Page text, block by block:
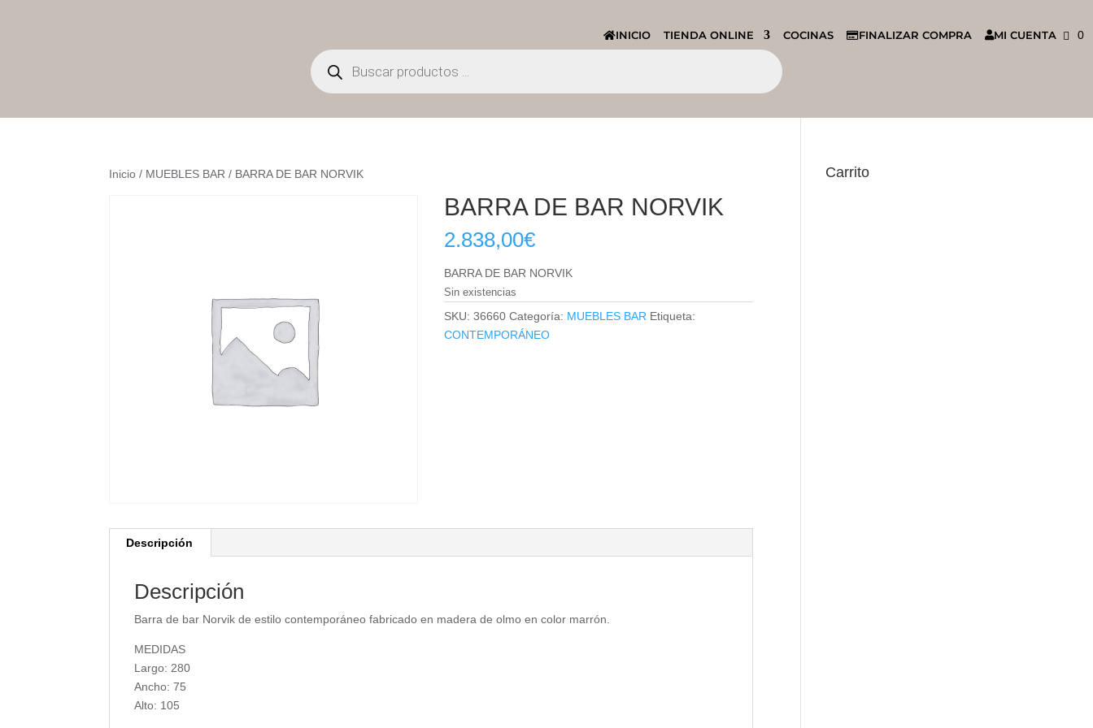
INICIO TIENDA ONLINE COCINAS FINALIZAR COMPRA MI CUENTA
0
Búsqueda
de
productos
Inicio / MUEBLES BAR / BARRA DE BAR NORVIK
BARRA DE BAR NORVIK
2.838,00€
BARRA DE BAR NORVIK
Sin existencias
SKU:36660 Categoría: MUEBLES BAR Etiqueta:
CONTEMPORÁNEO
Descripción
Descripción
Barra de bar Norvik de estilo contemporáneo fabricado en madera de olmo en color marrón.
MEDIDAS
Largo: 280
Ancho: 75
Alto: 105
Carrito